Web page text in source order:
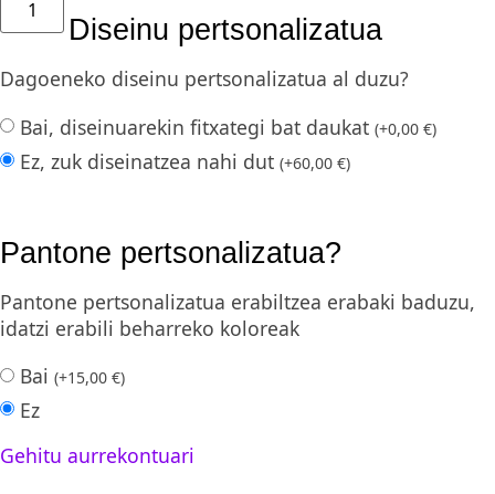
Diseinu pertsonalizatua
Dagoeneko diseinu pertsonalizatua al duzu?
Bai, diseinuarekin fitxategi bat daukat (+0,00 €)
Ez, zuk diseinatzea nahi dut (+60,00 €)
Pantone pertsonalizatua?
Pantone pertsonalizatua erabiltzea erabaki baduzu,
idatzi erabili beharreko koloreak
Bai (+15,00 €)
Ez
Gehitu aurrekontuari